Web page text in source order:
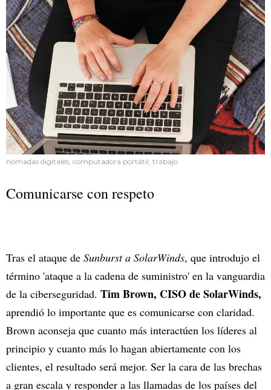
nómadas digitales, computadora portátil, trabajo
Comunicarse con respeto
Tras el ataque de Sunburst a SolarWinds, que introdujo el
término 'ataque a la cadena de suministro' en la vanguardia
de la ciberseguridad. Tim Brown, CISO de SolarWinds,
aprendió lo importante que es comunicarse con claridad.
Brown aconseja que cuanto más interactúen los líderes al
principio y cuanto más lo hagan abiertamente con los
clientes, el resultado será mejor. Ser la cara de las brechas
a gran escala y responder a las llamadas de los países del